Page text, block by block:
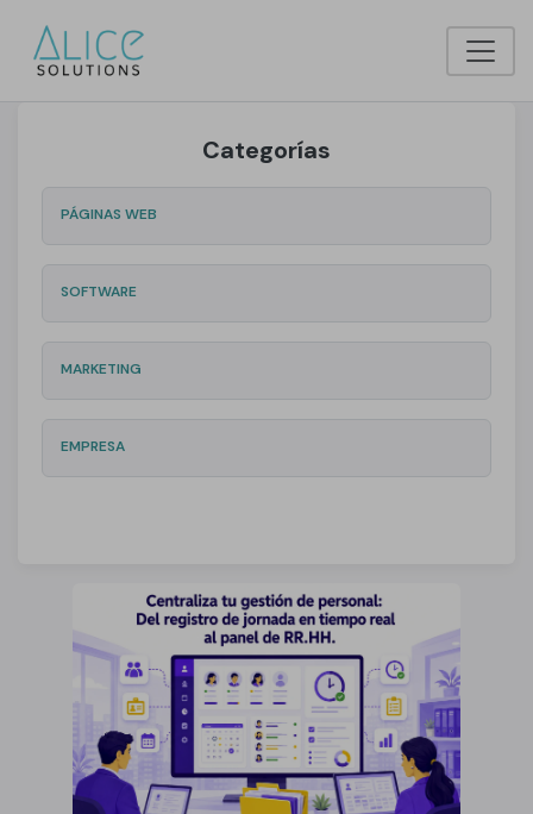
Categorías
PÁGINAS WEB
SOFTWARE
MARKETING
EMPRESA